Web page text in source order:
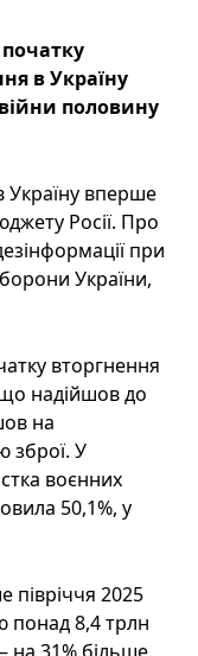
в Україну
половину
вперше
Росії. Про
при
України,
вторгнення
надійшов до
на
зброї. У
воєнних
50,1%, у
півріччя 2025
понад 8,4 трлн